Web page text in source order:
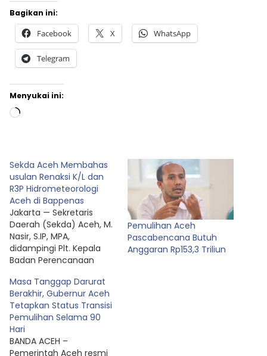
Bagikan ini:
Facebook X WhatsApp
Telegram
Menyukai ini:
Memuat...
Sekda Aceh Membahas
usulan Renaksi K/L dan
R3P Hidrometeorologi
Aceh di Bappenas
Jakarta — Sekretaris
Daerah (Sekda) Aceh, M.
Nasir, S.IP, MPA,
didampingi Plt. Kepala
Badan Perencanaan
(Bappeda) Aceh Dr. Ir.
Zulkifli, M.Si, Kepala Badan
Penanggulangan
Bencana Aceh (BPBA)
Fadmi Ridwan, SP, MA,
serta Kepala Biro
Pemulihan Aceh
Pascabencana Butuh
Anggaran Rp153,3 Triliun
Masa Tanggap Darurat
Berakhir, Gubernur Aceh
Tetapkan Status Transisi
Pemulihan Selama 90
Hari
BANDA ACEH –
Pemerintah Aceh resmi